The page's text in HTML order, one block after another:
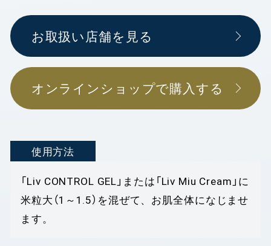
お取扱い店舗を見る
オンラインショップで購入する
使用方法
「Liv CONTROL GEL」または「Liv Miu Cream」に
米粒大（1～1.5）を混ぜて、お肌全体になじませ
ます。